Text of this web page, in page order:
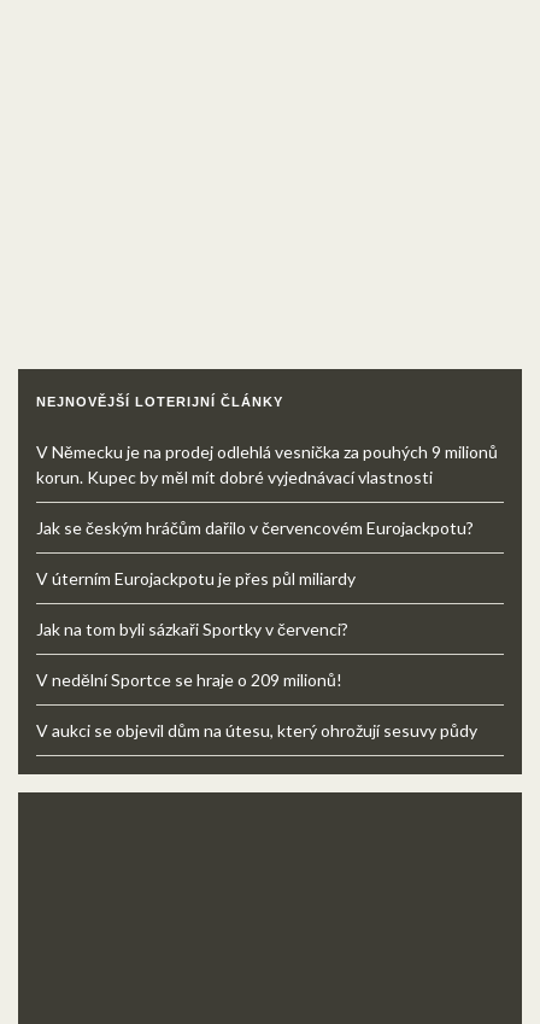
NEJNOVĚJŠÍ LOTERIJNÍ ČLÁNKY
V Německu je na prodej odlehlá vesnička za pouhých 9 milionů
korun. Kupec by měl mít dobré vyjednávací vlastnosti
Jak se českým hráčům dařilo v červencovém Eurojackpotu?
V úterním Eurojackpotu je přes půl miliardy
Jak na tom byli sázkaři Sportky v červenci?
V nedělní Sportce se hraje o 209 milionů!
V aukci se objevil dům na útesu, který ohrožují sesuvy půdy